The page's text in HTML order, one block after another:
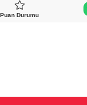
Puan Durumu
%0,22